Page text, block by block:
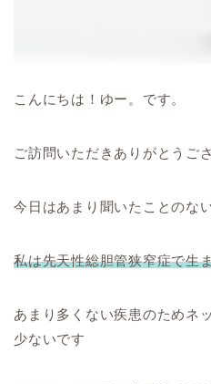
こんにちは！ゆー。です。
ご訪問いただきありがとうご
今日はあまり聞いたことのな
私は先天性総胆管狭窄症で生
あまり多くない疾患のためネ
少ないです